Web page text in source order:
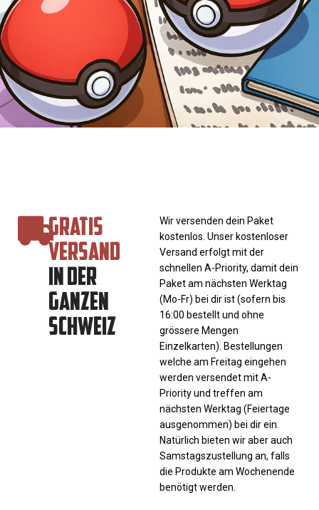
GRATIS
VERSAND
IN DER
GANZEN
SCHWEIZ
Wir versenden dein Paket
kostenlos. Unser kostenloser
Versand erfolgt mit der
schnellen A-Priority, damit dein
Paket am nächsten Werktag
(Mo-Fr) bei dir ist (sofern bis
16:00 bestellt und ohne
grössere Mengen
Einzelkarten). Bestellungen
welche am Freitag eingehen
werden versendet mit A-
Priority und treffen am
nächsten Werktag (Feiertage
ausgenommen) bei dir ein.
Natürlich bieten wir aber auch
Samstagszustellung an, falls
die Produkte am Wochenende
benötigt werden.